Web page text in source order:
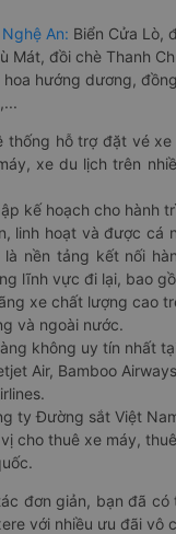
An: Biển Cửa Lò,
Mát, đồi chè Thanh
hướng dương,
thống hỗ trợ đặt vé
xe du lịch trên
kế hoạch cho hành
linh hoạt và được cá
là nền tảng kết nối
lĩnh vực đi lại, bao
xe chất lượng cao
và ngoài nước.
không uy tín nhất
Air, Bamboo
ty Đường sắt Việt
cho thuê xe máy,
đơn giản, bạn đã
với nhiều ưu đãi vô